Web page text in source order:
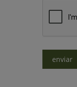
enviar